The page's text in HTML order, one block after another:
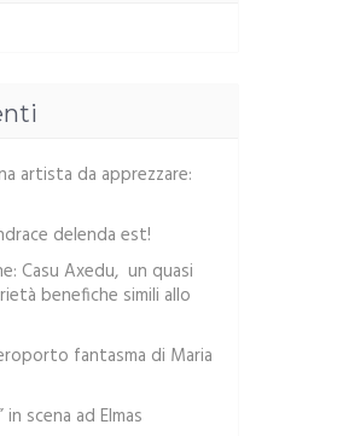
artista da apprezzare:
delenda est!
Casu Axedu, un quasi
benefiche simili allo
fantasma di Maria
in scena ad Elmas